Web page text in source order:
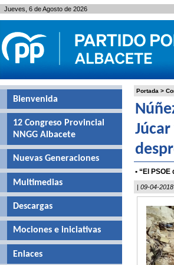
Portada >
• “El
| 09-04-2018
Bienvenida
12 Congreso Provincial
NNGG Albacete
Nuevas Generaciones
Multimedias
Descargas
Mociones e iniciativas
Enlaces
Jueves, 6 de Agosto de 2026